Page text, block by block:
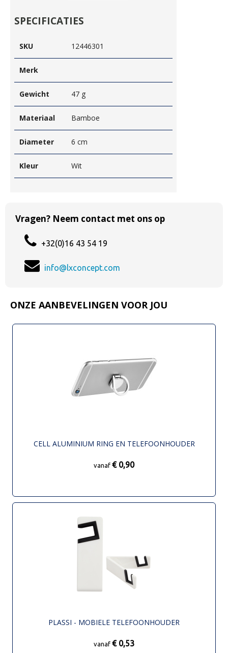
SPECIFICATIES
SKU 12446301
Merk
Gewicht 47 g
Materiaal Bamboe
Diameter 6 cm
Kleur Wit
Vragen? Neem contact met ons op
+32(0)16 43 54 19
info@lxconcept.com
ONZE AANBEVELINGEN VOOR JOU
CELL ALUMINIUM RING EN TELEFOONHOUDER
vanaf € 0,90
PLASSI - MOBIELE TELEFOONHOUDER
vanaf € 0,53